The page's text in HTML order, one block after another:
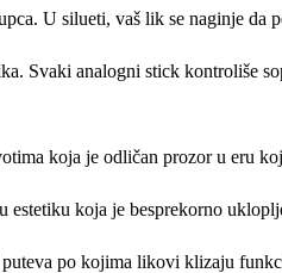
U silueti, vaš lik se naginje
Svaki analogni stick kontroliše
koja je odličan prozor u eru
estetiku koja je besprekorno
po kojima likovi klizaju